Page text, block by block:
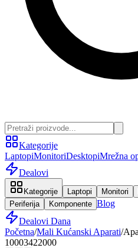
Kategorije
LaptopiMonitoriDesktopiMrežna
Dealovi
Kategorije Laptopi Monitori
Periferija
Komponente Blog
Dealovi Dana
Početna/Mali Kućanski Aparati/
10003422000